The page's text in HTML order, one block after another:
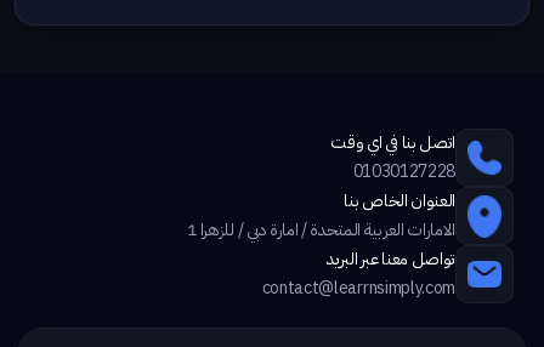
اتصل بنا في اي وقت
01030127228
العنوان الخاص بنا
الامارات العربية المتحدة / امارة دبي / للزهرا 1
تواصل معنا عبر البريد
contact@learrnsimply.com